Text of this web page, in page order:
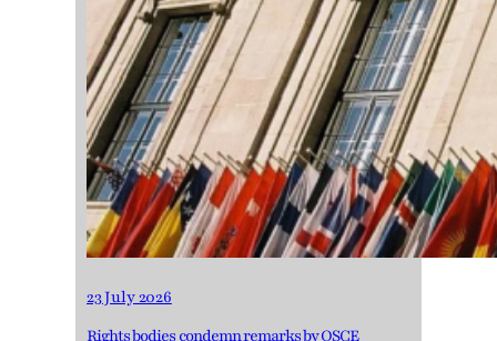
23 July 2026
Rights bodies condemn remarks by OSCE